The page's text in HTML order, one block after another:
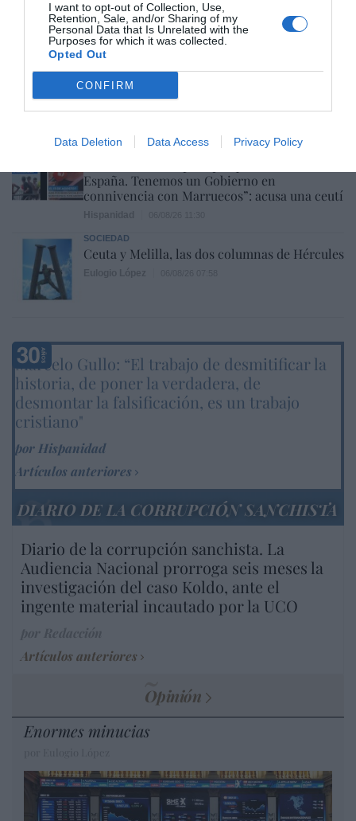
I want to opt-out of Collection, Use,
Retention, Sale, and/or Sharing of my
Personal Data that Is Unrelated with the
Purposes for which it was collected.
Opted Out
CONFIRM
Data Deletion Data Access Privacy Policy
ESPAÑA
Vox se une a Sumar y Podemos (insólito) y
rechaza que Marruecos sea anfitriona del
Mundial 2030: "No es un socio fiable"
José Ángel Gutiérrez
“Sánchez es un sinvergüenza que ha
España. Tenemos un Gobierno en
connivencia con Marruecos”: acusa una ceutí
SOCIEDAD
Ceuta y Melilla, las dos columnas de Hércules
Marcelo Gullo: “El trabajo de desmitificar la
historia, de poner la verdadera, de
desmontar la falsificación, es un trabajo
cristiano"
por Hispanidad
Artículos anteriores
DIARIO DE LA CORRUPCIÓN SANCHISTA
Diario de la corrupción sanchista. La
Audiencia Nacional prorroga seis meses la
investigación del caso Koldo, ante el
ingente material incautado por la UCO
Artículos anteriores
Opinión
Enormes minucias